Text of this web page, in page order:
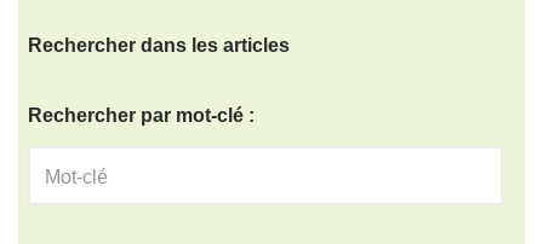
Rechercher dans les articles
Rechercher par mot-clé :